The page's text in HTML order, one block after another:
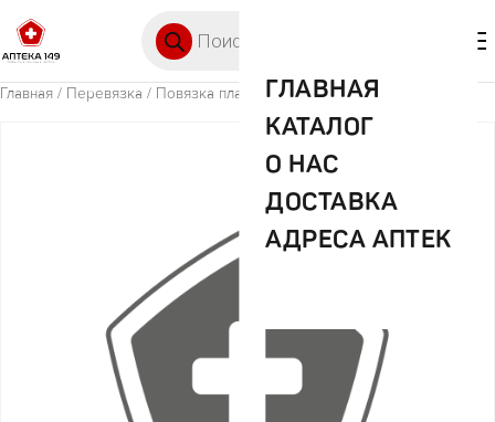
ГЛАВНАЯ
КАТАЛОГ
О НАС
ДОСТАВКА
АДРЕСА АПТЕК
Главная / Перевязка / Повязка пластыр абсорб д/ран 10х9 №10